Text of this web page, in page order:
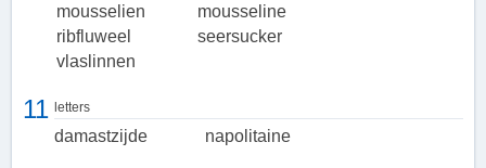
mousselien
mousseline
ribfluweel
seersucker
vlaslinnen
11 letters
damastzijde napolitaine